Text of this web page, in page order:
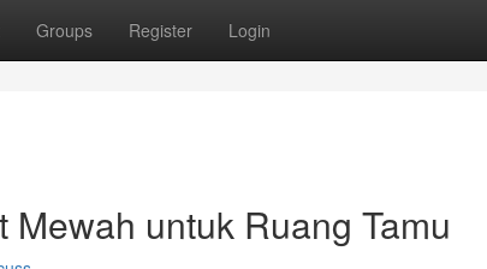
Groups Register Login
untuk Ruang Tamu